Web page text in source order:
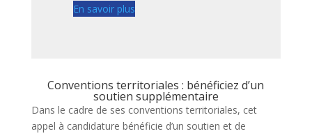
En savoir plus
Conventions territoriales : bénéficiez d’un
soutien supplémentaire
Dans le cadre de ses conventions territoriales, cet
appel à candidature bénéficie d’un soutien et de